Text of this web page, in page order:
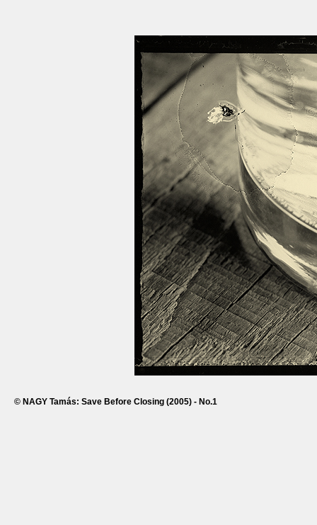
© NAGY Tamás: Save Before Closing (2005) - No.1